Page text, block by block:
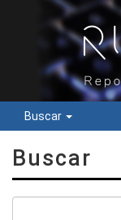
Buscar
Buscar